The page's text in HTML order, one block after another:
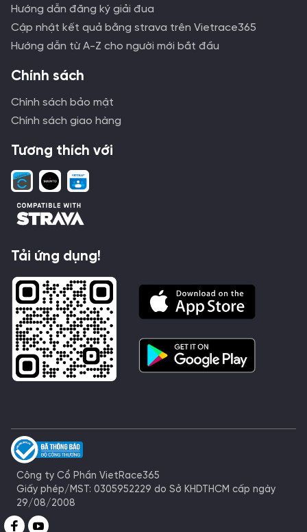
Hướng dẫn đăng ký giải đua
Cập nhật kết quả bằng strava trên Vietrace365
Hướng dẫn từ A-Z cho người mới bắt đầu
Chính sách
Chính sách bảo mật
Chính sách giao hàng
Tương thích với
Tải ứng dụng!
Công ty Cổ Phần VietRace365
Giấy phép/MST: 0305952229 do Sở KHDTHCM cấp ngày
29/08/2008